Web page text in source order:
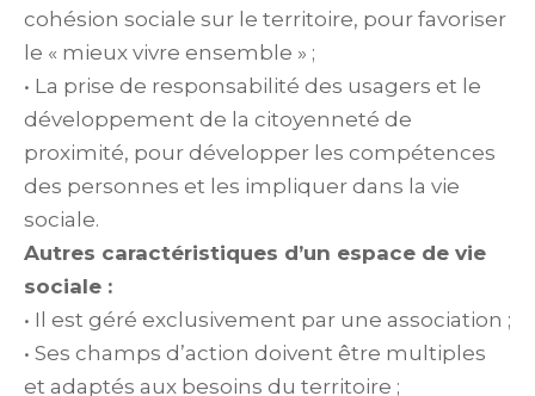
cohésion sociale sur le territoire, pour favoriser
le « mieux vivre ensemble » ;
• La prise de responsabilité des usagers et le
développement de la citoyenneté de
proximité, pour développer les compétences
des personnes et les impliquer dans la vie
sociale.
Autres caractéristiques d’un espace de vie
sociale :
• Il est géré exclusivement par une association ;
• Ses champs d’action doivent être multiples
et adaptés aux besoins du territoire ;